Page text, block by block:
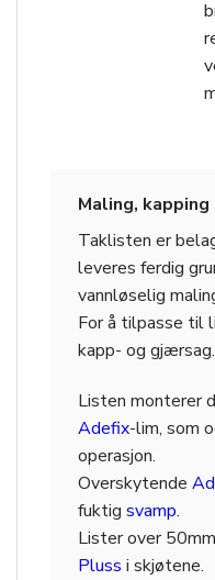
Maling,
Taklisten er
leveres ferdig
vannløselig
For å tilpasse til
kapp- og gjærsag.
Listen monterer
Adefix-lim, som
operasjon.
Overskytende
fuktig svamp.
Lister over
Pluss i skjøtene.